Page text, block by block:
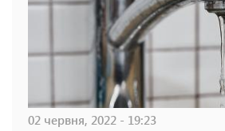
02 червня, 2022 - 19:23